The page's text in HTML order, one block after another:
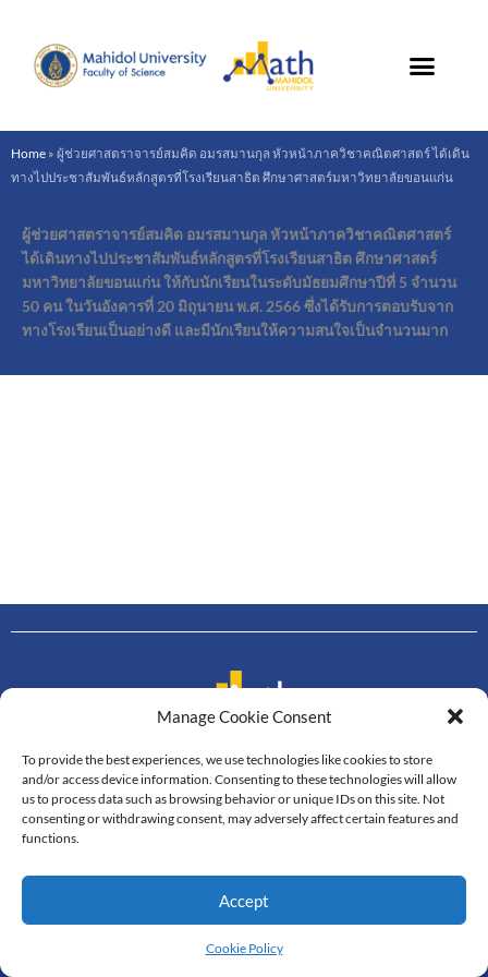
Manage Cookie Consent
To provide the best experiences, we use technologies like cookies to store
and/or access device information. Consenting to these technologies will allow
us to process data such as browsing behavior or unique IDs on this site. Not
consenting or withdrawing consent, may adversely affect certain features and
functions.
Accept
Cookie Policy
content
Home » ผู้ช่วยศาสตราจารย์สมคิด อมรสมานกุล หัวหน้าภาควิชาคณิตศาสตร์ ได้เดิน
ทางไปประชาสัมพันธ์หลักสูตรที่โรงเรียนสาธิต ศึกษาศาสตร์มหาวิทยาลัยขอนแก่น
ผู้ช่วยศาสตราจารย์สมคิด อมรสมานกุล หัวหน้าภาควิชาคณิตศาสตร์
ได้เดินทางไปประชาสัมพันธ์หลักสูตรที่โรงเรียนสาธิต ศึกษาศาสตร์
มหาวิทยาลัยขอนแก่น ให้กับนักเรียนในระดับมัธยมศึกษาปีที่ 5 จำนวน
50 คน ในวันอังคารที่ 20 มิถุนายน พ.ศ. 2566 ซึ่งได้รับการตอบรับจาก
ทางโรงเรียนเป็นอย่างดี และมีนักเรียนให้ความสนใจเป็นจำนวนมาก
Contact us
Department of Mathematics
Faculty of Science, Mahidol University
Ratchathewi, Bangkok, 10400
Tel: +66 2201-5340-3, Fax: +66 2201-5343
© All Rights Reserved